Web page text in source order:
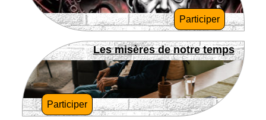
Participer
Les misères de notre temps
Participer